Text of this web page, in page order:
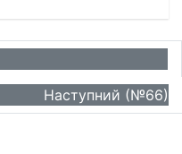
Наступний (№66)